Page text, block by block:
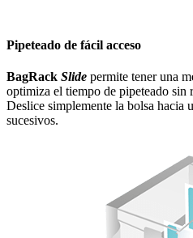
Pipeteado de fácil acceso
BagRack Slide permite tener una
optimiza el tiempo de pipeteado sin
Deslice simplemente la bolsa hacia
sucesivos.